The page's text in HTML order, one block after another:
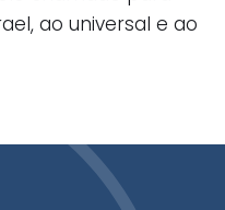
ao universal e ao